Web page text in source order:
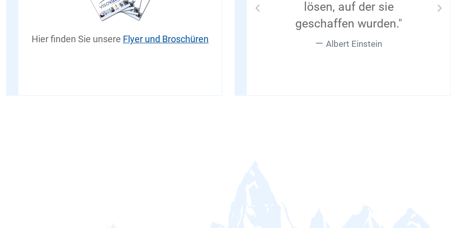
Hier finden Sie unsere Flyer und Broschüren
lösen, auf der sie
geschaffen wurden."
Albert Einstein
Previous